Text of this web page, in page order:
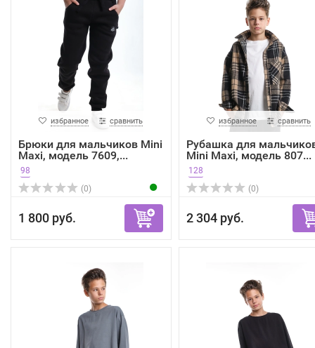
избранное сравнить
Брюки для мальчиков Mini
Maxi, модель 7609,...
98
(0)
1 800 руб.
избранное сравнить
Рубашка для
Mini Maxi, модель 807...
128
(0)
2 304 руб.